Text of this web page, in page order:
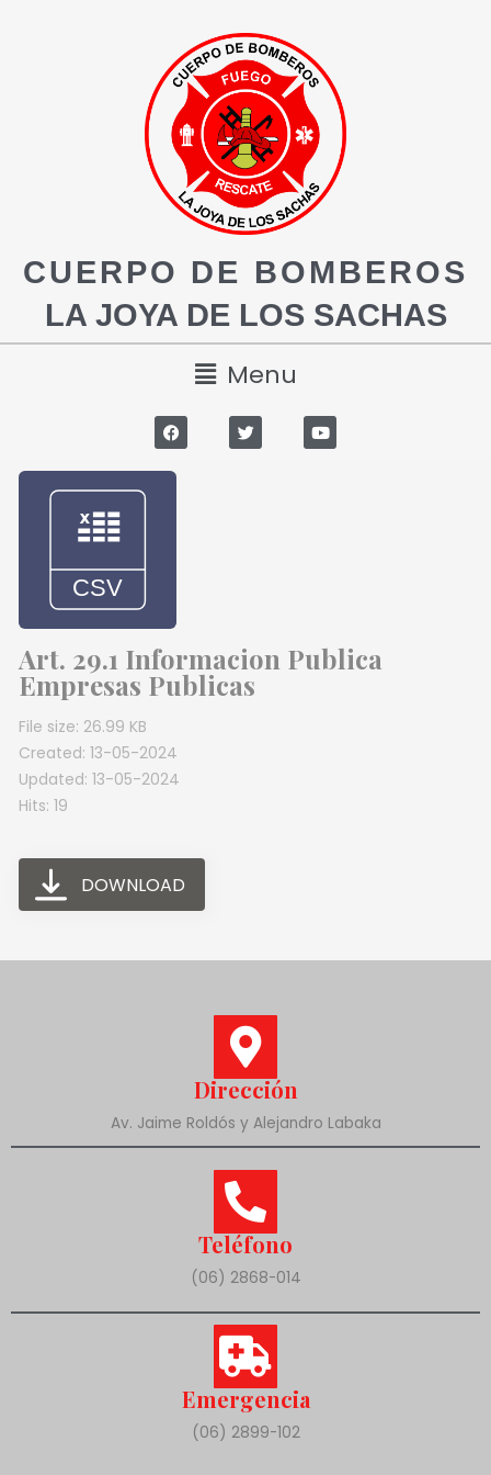
CUERPO DE BOMBEROS
LA JOYA DE LOS SACHAS
Menu
Art. 29.1 Informacion Publica
Empresas Publicas
File size: 26.99 KB
Created: 13-05-2024
Updated: 13-05-2024
Hits: 19
DOWNLOAD
Dirección
Av. Jaime Roldós y Alejandro Labaka
Teléfono
(06) 2868-014
Emergencia
(06) 2899-102